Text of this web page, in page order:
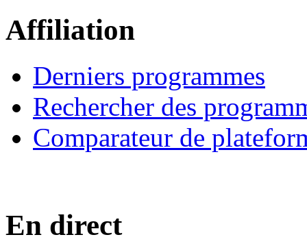
Affiliation
Derniers programmes
Rechercher des
Comparateur de
En direct